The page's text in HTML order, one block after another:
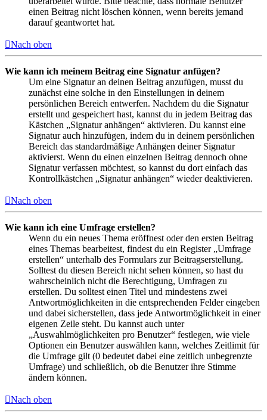
einen Beitrag nicht löschen können, wenn bereits jemand
darauf geantwortet hat.
Nach oben
Wie kann ich meinem Beitrag eine Signatur anfügen?
Um eine Signatur an deinen Beitrag anzufügen, musst du
zunächst eine solche in den Einstellungen in deinem
persönlichen Bereich entwerfen. Nachdem du die Signatur
erstellt und gespeichert hast, kannst du in jedem Beitrag das
Kästchen „Signatur anhängen“ aktivieren. Du kannst eine
Signatur auch hinzufügen, indem du in deinem persönlichen
Bereich das standardmäßige Anhängen deiner Signatur
aktivierst. Wenn du einen einzelnen Beitrag dennoch ohne
Signatur verfassen möchtest, so kannst du dort einfach das
Kontrollkästchen „Signatur anhängen“ wieder deaktivieren.
Nach oben
Wie kann ich eine Umfrage erstellen?
Wenn du ein neues Thema eröffnest oder den ersten Beitrag
eines Themas bearbeitest, findest du ein Register „Umfrage
erstellen“ unterhalb des Formulars zur Beitragserstellung.
Solltest du diesen Bereich nicht sehen können, so hast du
wahrscheinlich nicht die Berechtigung, Umfragen zu
erstellen. Du solltest einen Titel und mindestens zwei
Antwortmöglichkeiten in die entsprechenden Felder eingeben
und dabei sicherstellen, dass jede Antwortmöglichkeit in einer
eigenen Zeile steht. Du kannst auch unter
„Auswahlmöglichkeiten pro Benutzer“ festlegen, wie viele
Optionen ein Benutzer auswählen kann, welches Zeitlimit für
die Umfrage gilt (0 bedeutet dabei eine zeitlich unbegrenzte
Umfrage) und schließlich, ob die Benutzer ihre Stimme
ändern können.
Nach oben